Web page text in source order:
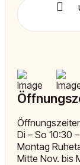
Di – So 10:30
Montag
Mitte Nov. bis